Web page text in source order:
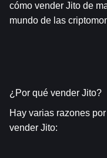
cómo vender Jito de
mundo de las
¿Por qué vender Jito?
Hay varias razones
vender Jito: